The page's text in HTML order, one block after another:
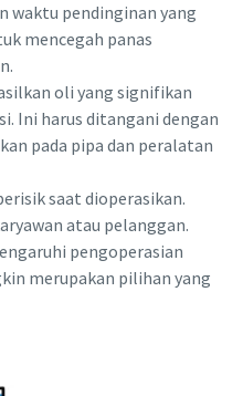
pendinginan yang
mencegah panas
oli yang signifikan
Ini harus ditangani dengan
pada pipa dan peralatan
saat dioperasikan.
atau pelanggan.
pengoperasian
merupakan pilihan yang